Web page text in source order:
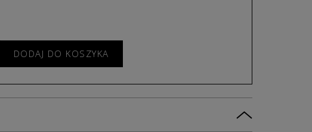
DODAJ DO KOSZYKA